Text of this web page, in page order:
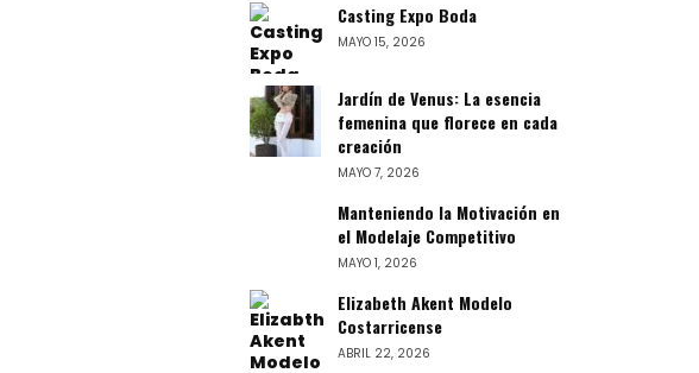
Casting Expo Boda
MAYO 15, 2026
Jardín de Venus: La esencia
femenina que florece en cada
creación
MAYO 7, 2026
Manteniendo la Motivación en
el Modelaje Competitivo
MAYO 1, 2026
Elizabeth Akent Modelo
Costarricense
ABRIL 22, 2026